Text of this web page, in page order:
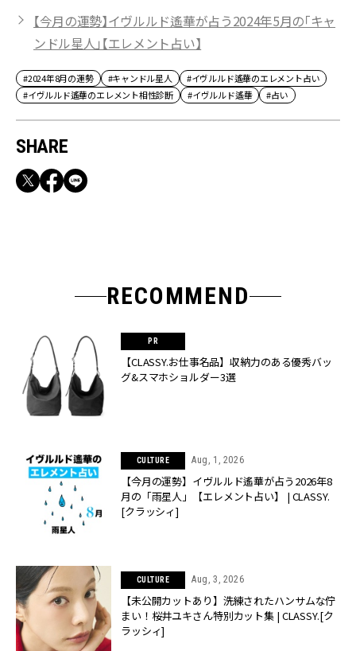
【今月の運勢】イヴルルド遙華が占う2024年5月の「キャ
ンドル星人」【エレメント占い】
#2024年8月の運勢 #キャンドル星人
#イヴルルド遙華のエレメント占い
#イヴルルド遙華のエレメント相性診断
#イヴルルド遙華 #占い
SHARE
RECOMMEND
【CLASSY.お仕事名品】収納力のある優秀バッ
グ&スマホショルダー3選
CULTURE Aug, 1, 2026
【今月の運勢】イヴルルド遙華が占う2026年8
月の「雨星人」【エレメント占い】 | CLASSY.
[クラッシィ]
CULTURE Aug, 3, 2026
【未公開カットあり】洗練されたハンサムな佇
まい！桜井ユキさん特別カット集 | CLASSY.[ク
ラッシィ]